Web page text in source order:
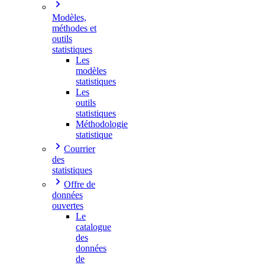
Modèles,
méthodes et
outils
statistiques
Les
modèles
statistiques
Les
outils
statistiques
Méthodologie
statistique
Courrier
des
statistiques
Offre de
données
ouvertes
Le
catalogue
des
données
de